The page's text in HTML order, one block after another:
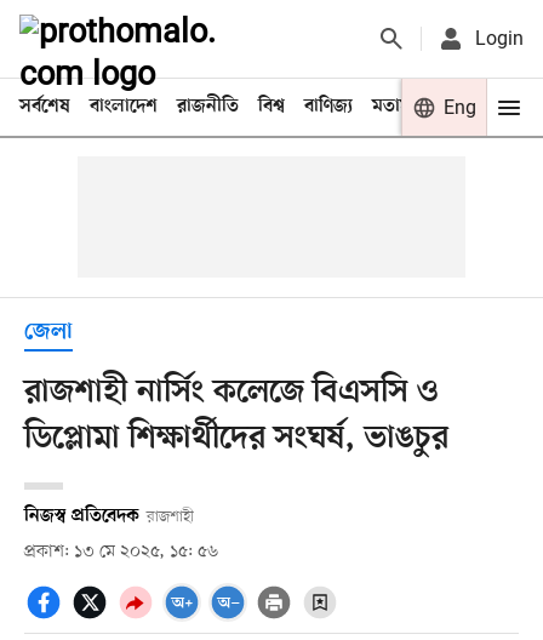
Login
সর্বশেষ বাংলাদেশ রাজনীতি বিশ্ব বাণিজ্য মতামত খেলা
Eng
জেলা
রাজশাহী নার্সিং কলেজে বিএসসি ও
ডিপ্লোমা শিক্ষার্থীদের সংঘর্ষ, ভাঙচুর
নিজস্ব প্রতিবেদক রাজশাহী
প্রকাশ: ১৩ মে ২০২৫, ১৫: ৫৬